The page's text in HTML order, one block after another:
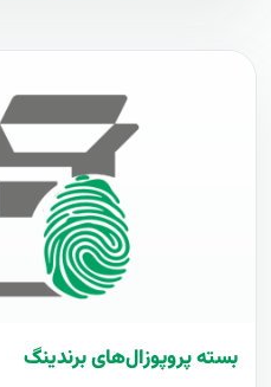
بسته پروپوزال‌های برندینگ